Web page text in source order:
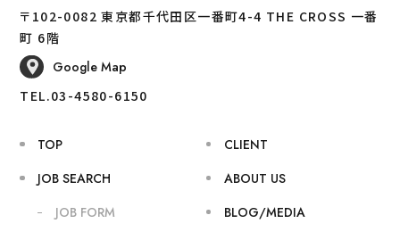
〒102-0082 東京都千代田区一番町4-4 THE CROSS 一番
町 6階
Google Map
TEL.03-4580-6150
TOP
JOB SEARCH
JOB FORM
CLIENT
ABOUT US
BLOG/MEDIA